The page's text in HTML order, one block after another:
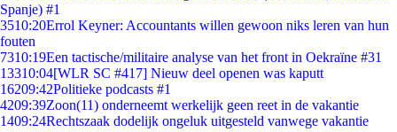
Spanje) #1
3510:20Errol Keyner: Accountants willen gewoon niks leren van hun
fouten
7310:19Een tactische/militaire analyse van het front in Oekraïne #31
13310:04[WLR SC #417] Nieuw deel openen was kaputt
16209:42Politieke podcasts #1
4209:39Zoon(11) onderneemt werkelijk geen reet in de vakantie
1409:24Rechtszaak dodelijk ongeluk uitgesteld vanwege vakantie